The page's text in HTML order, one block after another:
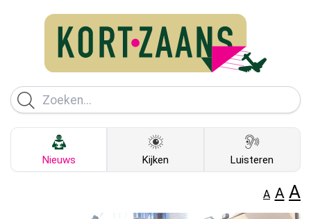
Nieuws Kijken Luisteren
A A A